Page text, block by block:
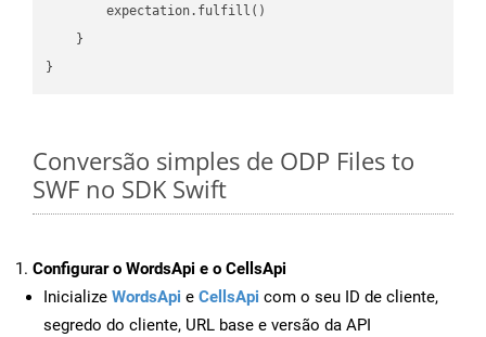
        expectation.fulfill()
    }
Conversão simples de ODP Files to
SWF no SDK Swift
Configurar o WordsApi e o CellsApi
Inicialize WordsApi e CellsApi com o seu ID de cliente,
segredo do cliente, URL base e versão da API